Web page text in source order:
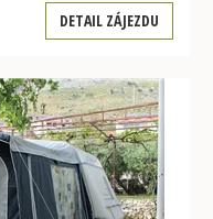
DETAIL ZÁJEZDU